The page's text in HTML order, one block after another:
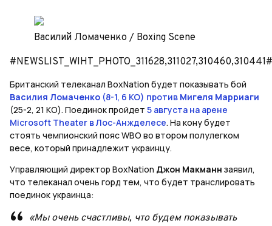
Василий Ломаченко / Boxing Scene
#NEWSLIST_WIHT_PHOTO_311628,311027,310460,310441#
Британский телеканал BoxNation будет показывать бой
Василия Ломаченко (8-1, 6 КО) против Мигеля Марриаги
(25-2, 21 КО). Поединок пройдет 5 августа на арене
Microsoft Theater в Лос-Анжделесе. На кону будет
стоять чемпионский пояс WBO во втором полулегком
весе, который принадлежит украинцу.
Управляющий директор BoxNation Джон Макманн заявил,
что телеканал очень горд тем, что будет транслировать
поединок украинца:
«Мы очень счастливы, что будем показывать